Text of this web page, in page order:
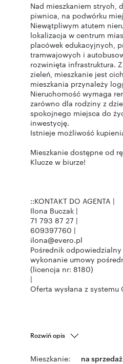
Nad mieszkaniem strych,
piwnica, na podwórku
Niewątpliwym atutem
lokalizacja w centrum
placówek edukacyjnych,
tramwajowych i
rozwinięta infrastruktura.
zieleń, mieszkanie jest
mieszkania przynależy
Nieruchomość wymaga
zarówno dla rodziny z
spokojnego miejsca do
inwestycję.
Istnieje możliwość
Mieszkanie dostępne od
Klucze w biurze!
::KONTAKT DO AGENTA |
Ilona Buczak |
71 793 87 27 |
609397760 |
ilona@evero.pl
Pośrednik
wykonanie umowy
(licencja nr: 8180)
|
Oferta wysłana z
Rozwiń opis
Mieszkanie: na sprzedaż